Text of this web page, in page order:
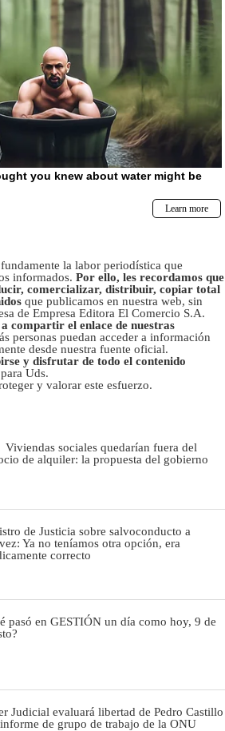
la labor periodística que
informados. Por ello, les recordamos que
comercializar, distribuir, copiar total
que publicamos en nuestra web, sin
de Empresa Editora El Comercio S.A.
compartir el enlace de nuestras
personas puedan acceder a información
desde nuestra fuente oficial.
y disfrutar de todo el contenido
Uds.
y valorar este esfuerzo.
Viviendas sociales quedarían fuera del
de alquiler: la propuesta del gobierno
de Justicia sobre salvoconducto a
Ya no teníamos otra opción, era
correcto
pasó en GESTIÓN un día como hoy, 9 de
Judicial evaluará libertad de Pedro Castillo
de grupo de trabajo de la ONU